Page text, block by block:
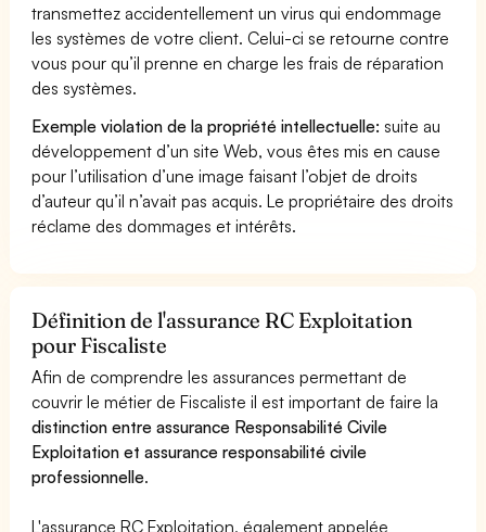
transmettez accidentellement un virus qui endommage
les systèmes de votre client. Celui-ci se retourne contre
vous pour qu’il prenne en charge les frais de réparation
des systèmes.
Exemple violation de la propriété intellectuelle: suite au
développement d’un site Web, vous êtes mis en cause
pour l’utilisation d’une image faisant l’objet de droits
d’auteur qu’il n’avait pas acquis. Le propriétaire des droits
réclame des dommages et intérêts.
Définition de l'assurance RC Exploitation
pour Fiscaliste
Afin de comprendre les assurances permettant de
couvrir le métier de Fiscaliste il est important de faire la
distinction entre assurance Responsabilité Civile
Exploitation et assurance responsabilité civile
professionnelle.
L'assurance RC Exploitation, également appelée